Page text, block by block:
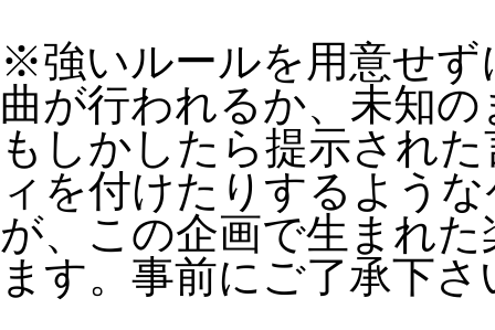
※強いルールを用意せず
曲が行われるか、未知
もしかしたら提示され
ィを付けたりするよう
が、この企画で生まれ
ます。事前にご了承下さ